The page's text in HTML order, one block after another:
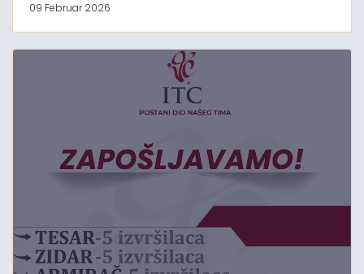
09 Februar 2026